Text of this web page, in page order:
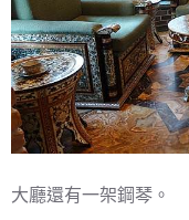
大廳還有一架鋼琴。